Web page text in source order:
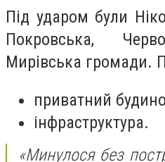
Під ударом були
Покровська,
Мирівська громади.
приватний
інфраструктура.
«Минулося без